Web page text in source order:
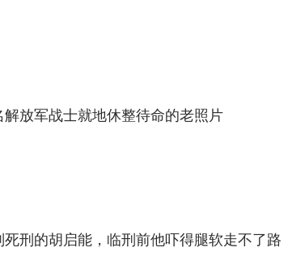
放军战士就地休整待命的老照片
刑的胡启能，临刑前他吓得腿软走不了路